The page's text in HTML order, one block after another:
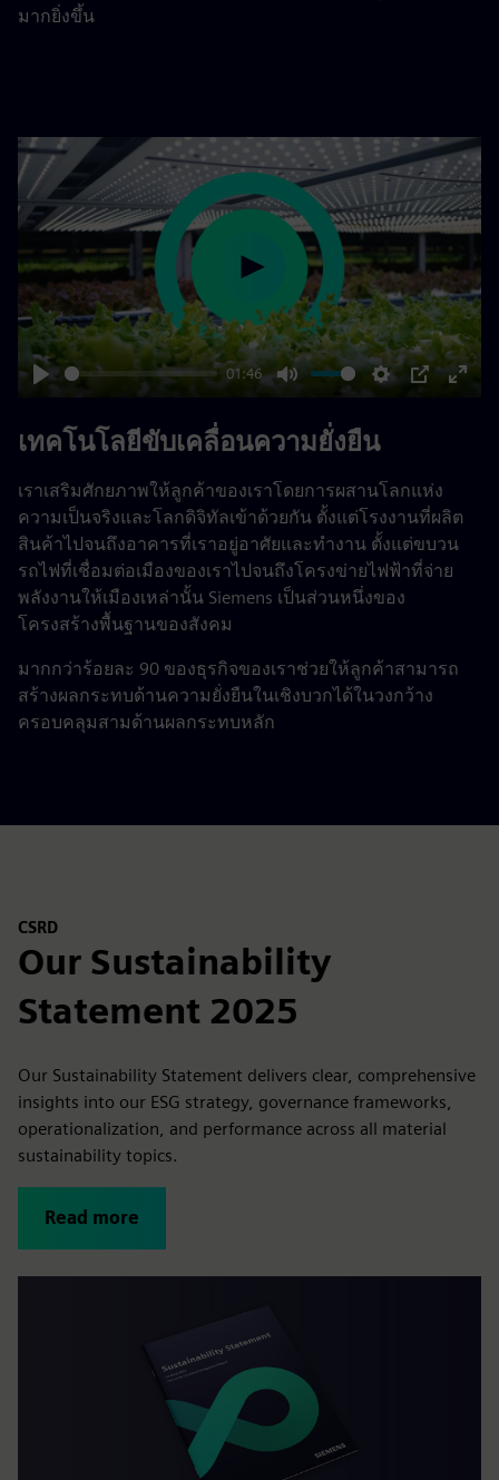
มากยิ่งขึ้น
01:46
เทคโนโลยีขับเคลื่อนความยั่งยืน
เราเสริมศักยภาพให้ลูกค้าของเราโดยการผสานโลกแห่ง
ความเป็นจริงและโลกดิจิทัลเข้าด้วยกัน ตั้งแต่โรงงานที่ผลิต
สินค้าไปจนถึงอาคารที่เราอยู่อาศัยและทำงาน ตั้งแต่ขบวน
รถไฟที่เชื่อมต่อเมืองของเราไปจนถึงโครงข่ายไฟฟ้าที่จ่าย
พลังงานให้เมืองเหล่านั้น Siemens เป็นส่วนหนึ่งของ
โครงสร้างพื้นฐานของสังคม
มากกว่าร้อยละ 90 ของธุรกิจของเราช่วยให้ลูกค้าสามารถ
สร้างผลกระทบด้านความยั่งยืนในเชิงบวกได้ในวงกว้าง
ครอบคลุมสามด้านผลกระทบหลัก
CSRD
Our Sustainability
Statement 2025
Our Sustainability Statement delivers clear, comprehensive
insights into our ESG strategy, governance frameworks,
operationalization, and performance across all material
sustainability topics.
Read more